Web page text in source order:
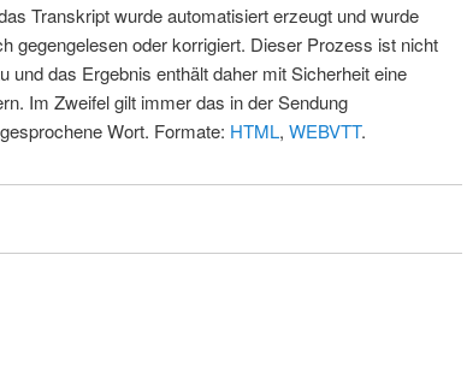
Transkript wurde automatisiert erzeugt und wurde
gegengelesen oder korrigiert. Dieser Prozess ist nicht
und das Ergebnis enthält daher mit Sicherheit eine
Im Zweifel gilt immer das in der Sendung
Wort. Formate: HTML, WEBVTT.